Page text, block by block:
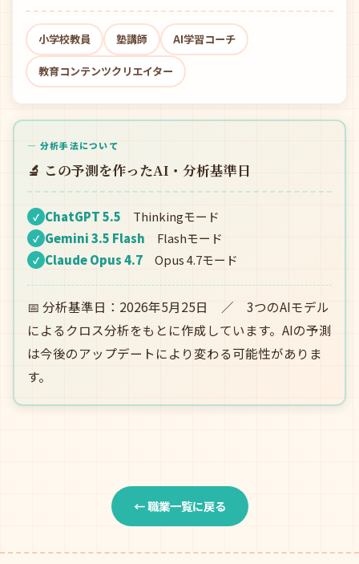
小学校教員 塾講師 AI学習コーチ
教育コンテンツクリエイター
— 分析手法について
🔬 この予測を作ったAI・分析基準日
✓ ChatGPT 5.5 Thinkingモード
✓ Gemini 3.5 Flash Flashモード
✓ Claude Opus 4.7 Opus 4.7モード
📅 分析基準日：2026年5月25日 ／ 3つのAIモデル
によるクロス分析をもとに作成しています。AIの予測
は今後のアップデートにより変わる可能性がありま
す。
← 職業一覧に戻る